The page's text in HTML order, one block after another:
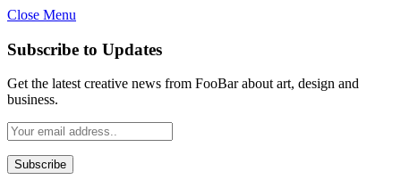
Close Menu
Subscribe to Updates
Get the latest creative news from FooBar about art, design and
business.